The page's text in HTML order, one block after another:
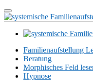
Familienaufstellung
Beratung
Morphisches Feld
Hypnose